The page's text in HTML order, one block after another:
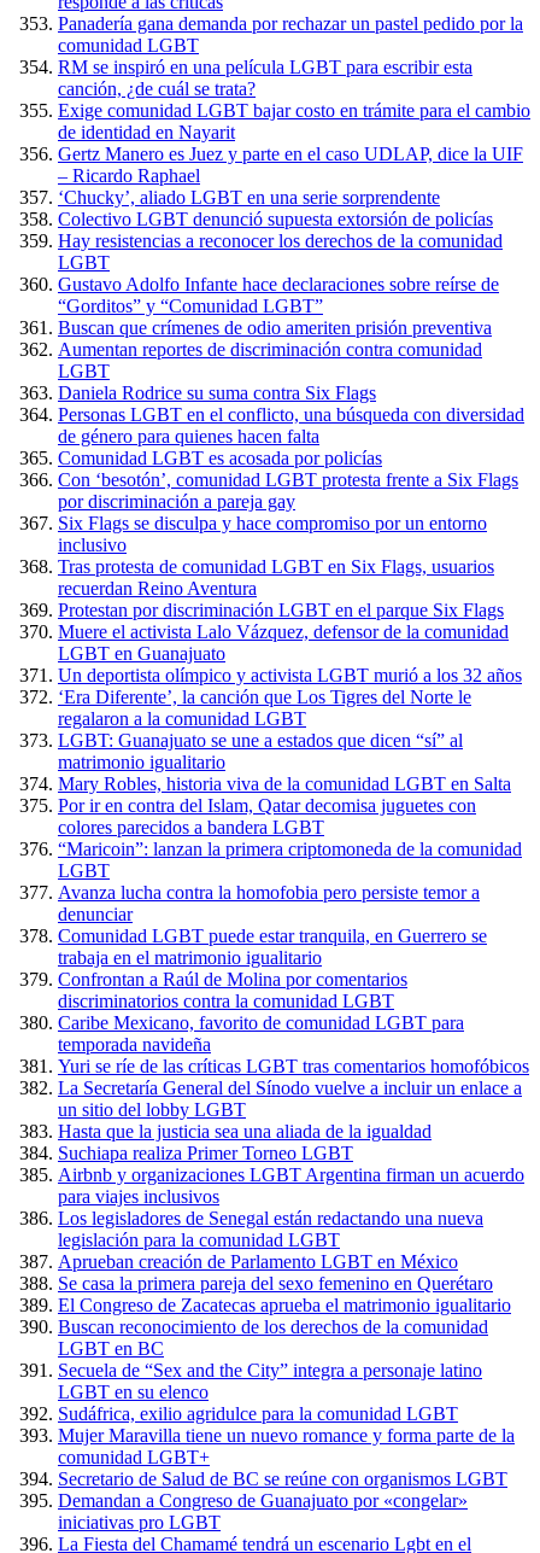
Panadería gana demanda por rechazar un pastel pedido por la
comunidad LGBT
RM se inspiró en una película LGBT para escribir esta
canción, ¿de cuál se trata?
Exige comunidad LGBT bajar costo en trámite para el cambio
de identidad en Nayarit
Gertz Manero es Juez y parte en el caso UDLAP, dice la UIF
– Ricardo Raphael
‘Chucky’, aliado LGBT en una serie sorprendente
Colectivo LGBT denunció supuesta extorsión de policías
Hay resistencias a reconocer los derechos de la comunidad
LGBT
Gustavo Adolfo Infante hace declaraciones sobre reírse de
“Gorditos” y “Comunidad LGBT”
Buscan que crímenes de odio ameriten prisión preventiva
Aumentan reportes de discriminación contra comunidad
LGBT
Daniela Rodrice su suma contra Six Flags
Personas LGBT en el conflicto, una búsqueda con diversidad
de género para quienes hacen falta
Comunidad LGBT es acosada por policías
Con ‘besotón’, comunidad LGBT protesta frente a Six Flags
por discriminación a pareja gay
Six Flags se disculpa y hace compromiso por un entorno
inclusivo
Tras protesta de comunidad LGBT en Six Flags, usuarios
recuerdan Reino Aventura
Protestan por discriminación LGBT en el parque Six Flags
Muere el activista Lalo Vázquez, defensor de la comunidad
LGBT en Guanajuato
Un deportista olímpico y activista LGBT murió a los 32 años
‘Era Diferente’, la canción que Los Tigres del Norte le
regalaron a la comunidad LGBT
LGBT: Guanajuato se une a estados que dicen “sí” al
matrimonio igualitario
Mary Robles, historia viva de la comunidad LGBT en Salta
Por ir en contra del Islam, Qatar decomisa juguetes con
colores parecidos a bandera LGBT
“Maricoin”: lanzan la primera criptomoneda de la comunidad
LGBT
Avanza lucha contra la homofobia pero persiste temor a
denunciar
Comunidad LGBT puede estar tranquila, en Guerrero se
trabaja en el matrimonio igualitario
Confrontan a Raúl de Molina por comentarios
discriminatorios contra la comunidad LGBT
Caribe Mexicano, favorito de comunidad LGBT para
temporada navideña
Yuri se ríe de las críticas LGBT tras comentarios homofóbicos
La Secretaría General del Sínodo vuelve a incluir un enlace a
un sitio del lobby LGBT
Hasta que la justicia sea una aliada de la igualdad
Suchiapa realiza Primer Torneo LGBT
Airbnb y organizaciones LGBT Argentina firman un acuerdo
para viajes inclusivos
Los legisladores de Senegal están redactando una nueva
legislación para la comunidad LGBT
Aprueban creación de Parlamento LGBT en México
Se casa la primera pareja del sexo femenino en Querétaro
El Congreso de Zacatecas aprueba el matrimonio igualitario
Buscan reconocimiento de los derechos de la comunidad
LGBT en BC
Secuela de “Sex and the City” integra a personaje latino
LGBT en su elenco
Sudáfrica, exilio agridulce para la comunidad LGBT
Mujer Maravilla tiene un nuevo romance y forma parte de la
comunidad LGBT+
Secretario de Salud de BC se reúne con organismos LGBT
Demandan a Congreso de Guanajuato por «congelar»
iniciativas pro LGBT
La Fiesta del Chamamé tendrá un escenario Lgbt en el